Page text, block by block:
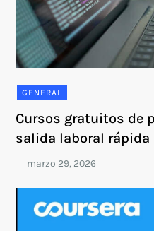
GENERAL
Cursos gratuitos de
salida laboral rápida